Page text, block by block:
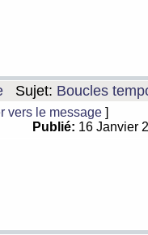
Sujet: Boucles
vers le message ]
Publié: 16 Janvier